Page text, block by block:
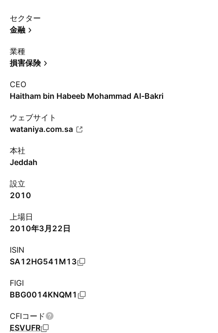
セクター
金融
業種
損害保険
CEO
Haitham bin Habeeb Mohammad Al-Bakri
ウェブサイト
wataniya.com.sa
本社
Jeddah
設立
2010
上場日
2010年3月22日
ISIN
SA12HG541M13
FIGI
BBG0014KNQM1
CFIコード
ESVUFR